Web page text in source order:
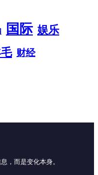
国际 娱乐
财经
，而是变化本身。